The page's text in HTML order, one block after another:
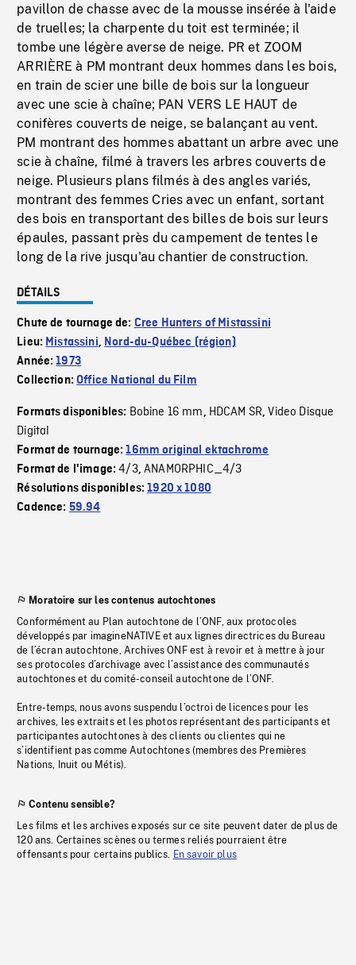
pavillon de chasse avec de la mousse insérée à l'aide
de truelles; la charpente du toit est terminée; il
tombe une légère averse de neige. PR et ZOOM
ARRIÈRE à PM montrant deux hommes dans les bois,
en train de scier une bille de bois sur la longueur
avec une scie à chaîne; PAN VERS LE HAUT de
conifères couverts de neige, se balançant au vent.
PM montrant des hommes abattant un arbre avec une
scie à chaîne, filmé à travers les arbres couverts de
neige. Plusieurs plans filmés à des angles variés,
montrant des femmes Cries avec un enfant, sortant
des bois en transportant des billes de bois sur leurs
épaules, passant près du campement de tentes le
long de la rive jusqu'au chantier de construction.
DÉTAILS
Chute de tournage de: Cree Hunters of Mistassini
Lieu: Mistassini, Nord-du-Québec (région)
Année:1973
Collection:Office National du Film
Formats disponibles: Bobine 16 mm, HDCAM SR,Video Disque
Digital
Format de tournage:16mm original ektachrome
Format de l'image:4/3,ANAMORPHIC_4/3
Résolutions disponibles:1920 x 1080
Cadence: 59.94
Moratoire sur les contenus autochtones
Conformément au Plan autochtone de l’ONF, aux protocoles
développés par imagineNATIVE et aux lignes directrices du Bureau
de l’écran autochtone, Archives ONF est à revoir et à mettre à jour
ses protocoles d’archivage avec l’assistance des communautés
autochtones et du comité-conseil autochtone de l’ONF.
Entre-temps, nous avons suspendu l’octroi de licences pour les
archives, les extraits et les photos représentant des participants et
participantes autochtones à des clients ou clientes qui ne
s’identifient pas comme Autochtones (membres des Premières
Nations, Inuit ou Métis).
Contenu sensible?
Les films et les archives exposés sur ce site peuvent dater de plus de
120 ans. Certaines scènes ou termes reliés pourraient être
offensants pour certains publics. En savoir plus